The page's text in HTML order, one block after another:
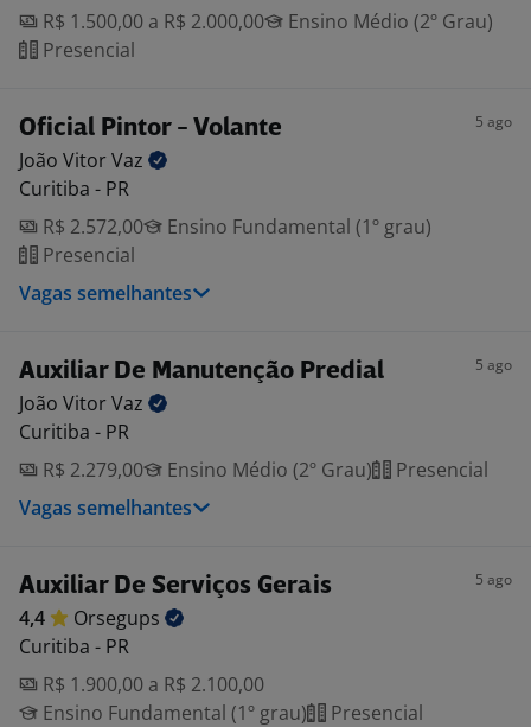
R$ 1.500,00 a R$ 2.000,00
Ensino Médio (2º Grau)
Presencial
Oficial Pintor - Volante 5 ago
João VitorVaz
Curitiba - PR
R$ 2.572,00
Ensino Fundamental (1º grau)
Presencial
Vagas semelhantes
Auxiliar De Manutenção Predial 5 ago
João VitorVaz
Curitiba - PR
R$ 2.279,00
Ensino Médio (2º Grau)
Presencial
Vagas semelhantes
Auxiliar De Serviços Gerais 5 ago
4,4
Orsegups
Curitiba - PR
R$ 1.900,00 a R$ 2.100,00
Ensino Fundamental (1º grau)
Presencial